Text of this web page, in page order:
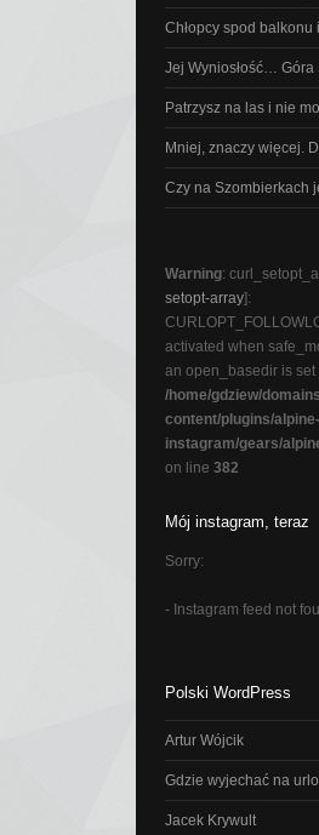
Chłopcy spod balkonu
Jej Wyniosłość… Góra
Patrzysz na las i nie
Mniej, znaczy więcej.
Czy na Szombierkach
Warning:
setopt-array]:
activated when
an open_basedir is set
/home/gdziew/
content/plugins/
instagram/gears/
on line 382
Mój instagram, teraz
Sorry:
- Instagram feed not
Polski WordPress
Artur Wójcik
Gdzie wyjechać na
Jacek Krywult